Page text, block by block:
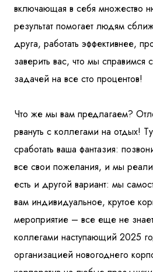
включающая в себя множество
результат помогает людям
друга, работать эффективнее,
заверить вас, что мы справимся
задачей на все сто процентов!
Что же мы вам предлагаем?
рвануть с коллегами на отдых!
сработать ваша фантазия:
все свои пожелания, и мы
есть и другой вариант: мы
вам индивидуальное, крутое
мероприятие – все еще не
коллегами наступающий 2025
организацией новогоднего